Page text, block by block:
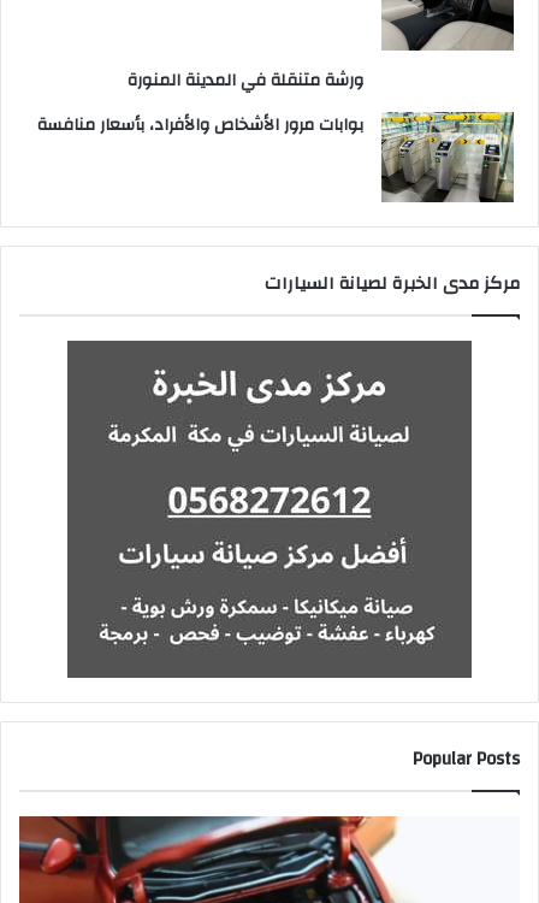
ورشة متنقلة في المدينة المنورة
بوابات مرور الأشخاص والأفراد، بأسعار منافسة
مركز مدى الخبرة لصيانة السيارات
Popular Posts